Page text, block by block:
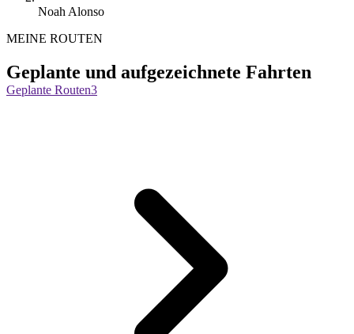
Noah Alonso
MEINE ROUTEN
Geplante und aufgezeichnete Fahrten
Geplante Routen3